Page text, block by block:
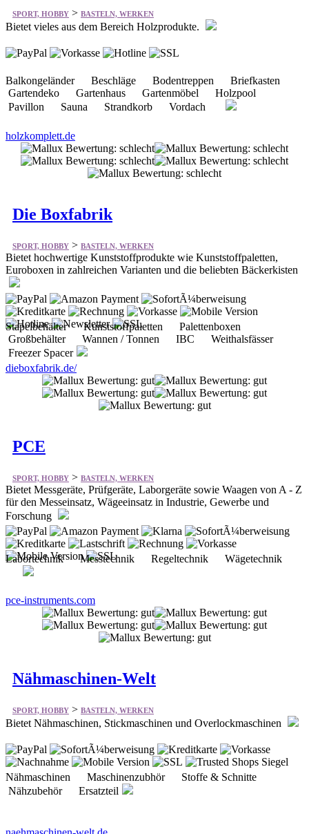
SPORT, HOBBY > BASTELN, WERKEN
Bietet vieles aus dem Bereich Holzprodukte.
Balkongeländer Beschläge Bodentreppen Briefkasten
Gartendeko Gartenhaus Gartenmöbel Holzpool
Pavillon Sauna Strandkorb Vordach
holzkomplett.de
Die Boxfabrik
SPORT, HOBBY > BASTELN, WERKEN
Bietet hochwertige Kunststoffprodukte wie Kunststoffpaletten,
Euroboxen in zahlreichen Varianten und die beliebten Bäckerkisten
Stapelbehälter Kunststoffpaletten Palettenboxen
Großbehälter Wannen / Tonnen IBC Weithalsfässer
Freezer Spacer
dieboxfabrik.de/
PCE
SPORT, HOBBY > BASTELN, WERKEN
Bietet Messgeräte, Prüfgeräte, Laborgeräte sowie Waagen von A - Z
für den Messeinsatz, Wägeeinsatz in Industrie, Gewerbe und
Forschung
Labortechnik Messtechnik Regeltechnik Wägetechnik
pce-instruments.com
Nähmaschinen-Welt
SPORT, HOBBY > BASTELN, WERKEN
Bietet Nähmaschinen, Stickmaschinen und Overlockmaschinen
Nähmaschinen Maschinenzubhör Stoffe & Schnitte
Nähzubehör Ersatzteil